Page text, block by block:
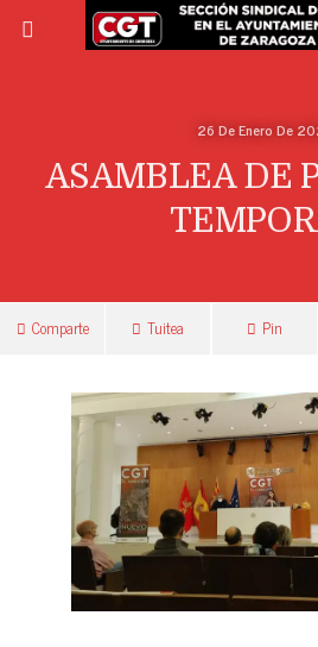
26 De Enero De
ASAMBLEA DE
Comparte Tuitea Pin